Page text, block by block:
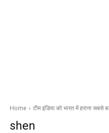
Home टीम इंडिया को भारत में हराना सबसे
shen